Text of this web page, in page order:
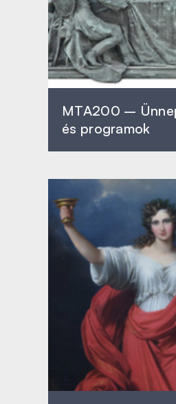
MTA200 –
és programok